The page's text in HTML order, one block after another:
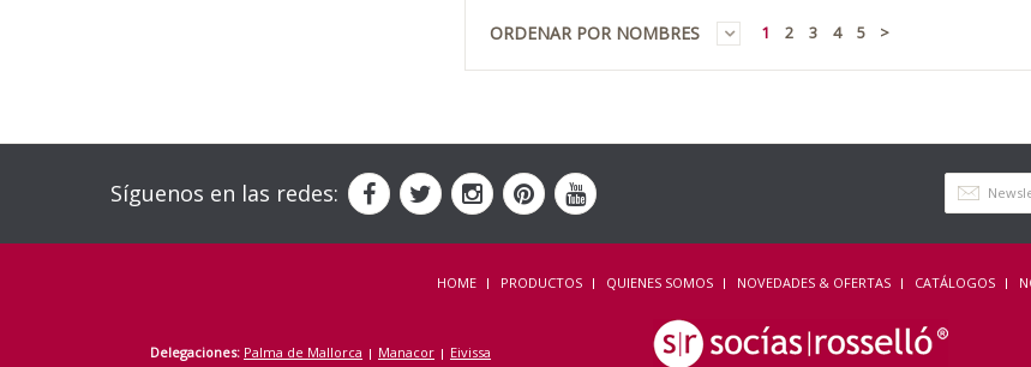
ORDENAR POR NOMBRES 1 2 3 4 5 >
Síguenos en las redes:
HOME PRODUCTOS QUIENES SOMOS NOVEDADES & OFERTAS CATÁLOGOS
Delegaciones: Palma de Mallorca Manacor Eivissa